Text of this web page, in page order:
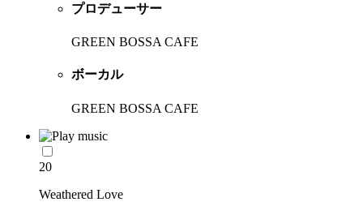
プロデューサー
GREEN BOSSA CAFE
ボーカル
GREEN BOSSA CAFE
20
Weathered Love